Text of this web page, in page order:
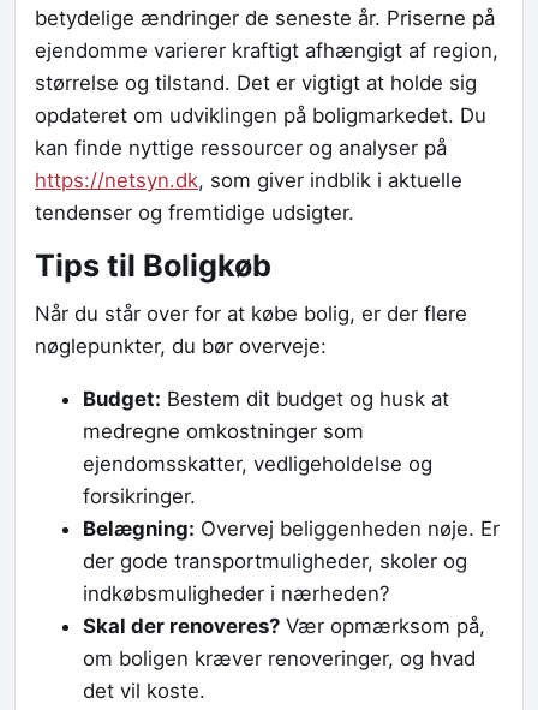
betydelige ændringer de seneste år. Priserne på
ejendomme varierer kraftigt afhængigt af region,
størrelse og tilstand. Det er vigtigt at holde sig
opdateret om udviklingen på boligmarkedet. Du
kan finde nyttige ressourcer og analyser på
https://netsyn.dk, som giver indblik i aktuelle
tendenser og fremtidige udsigter.
Tips til Boligkøb
Når du står over for at købe bolig, er der flere
nøglepunkter, du bør overveje:
Budget: Bestem dit budget og husk at
medregne omkostninger som
ejendomsskatter, vedligeholdelse og
forsikringer.
Belægning: Overvej beliggenheden nøje. Er
der gode transportmuligheder, skoler og
indkøbsmuligheder i nærheden?
Skal der renoveres? Vær opmærksom på,
om boligen kræver renoveringer, og hvad
det vil koste.